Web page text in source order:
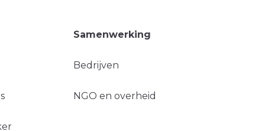
Samenwerking
Bedrijven
NGO en overheid